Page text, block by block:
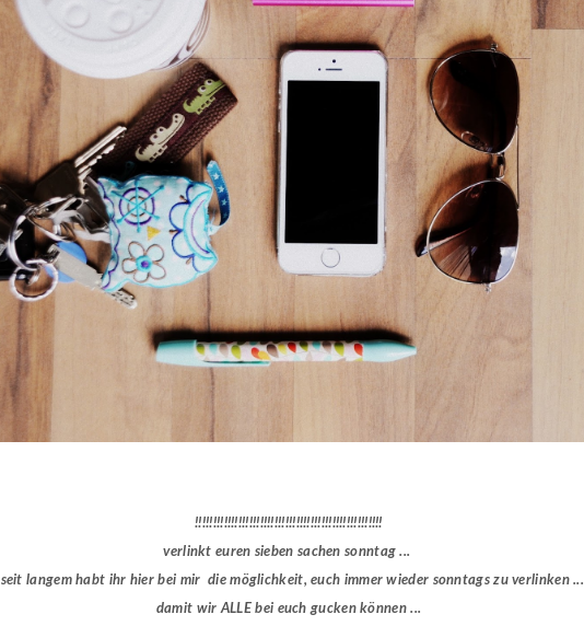
!!!!!!!!!!!!!!!!!!!!!!!!!!!!!!!!!!!!!!!!!!!!!!!!!!!!
verlinkt euren sieben sachen sonntag ...
seit langem habt ihr hier bei mir die möglichkeit, euch immer wieder sonntags zu verlinken ...
damit wir ALLE bei euch gucken können ...